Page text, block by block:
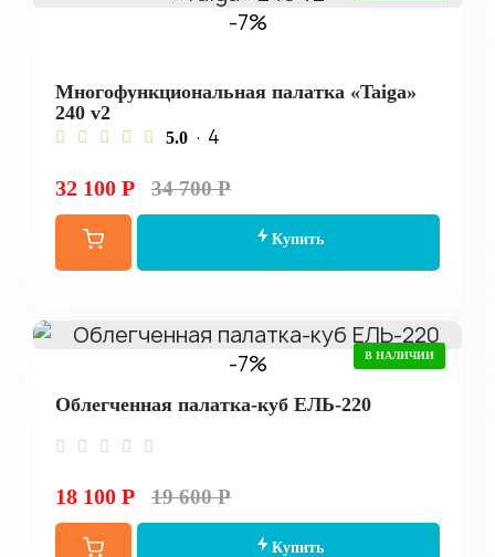
-7%
Многофункциональная палатка «Taiga»
240 v2
5.0 · 4
32 100 Р 34 700 Р
Купить
-7% В НАЛИЧИИ
Облегченная палатка-куб ЕЛЬ-220
18 100 Р 19 600 Р
Купить